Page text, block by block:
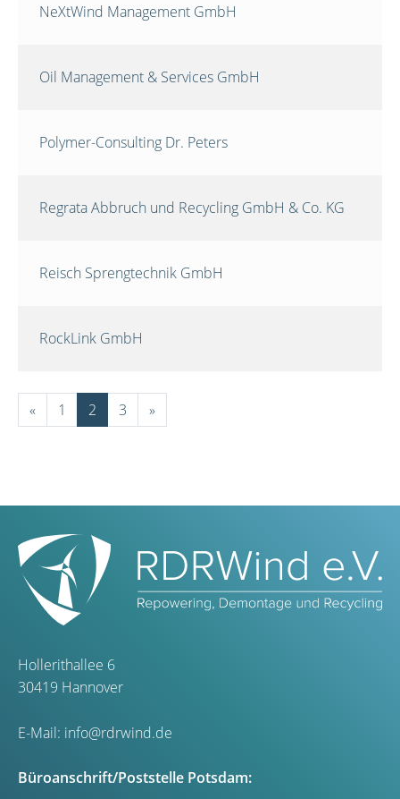
NeXtWind Management GmbH
Oil Management & Services GmbH
Polymer-Consulting Dr. Peters
Regrata Abbruch und Recycling GmbH & Co. KG
Reisch Sprengtechnik GmbH
RockLink GmbH
« 1 2 3 »
Hollerithallee 6
30419 Hannover
E-Mail: info@rdrwind.de
Büroanschrift/Poststelle Potsdam: